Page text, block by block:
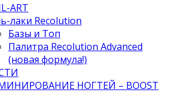
ART
лаки Recolution
Базы и Топ
Палитра Recolution Advanced
(новая формула!)
НОГТЕЙ – BOOST